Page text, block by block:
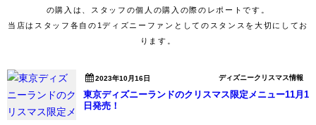
の購入は、スタッフの個人の購入の際のレポートです。
当店はスタッフ各自の1ディズニーファンとしてのスタンスを大切にしてお
ります。
2023年10月16日 ディズニークリスマス情報
東京ディズニーランドのクリスマス限定メニュー11月1
日発売！